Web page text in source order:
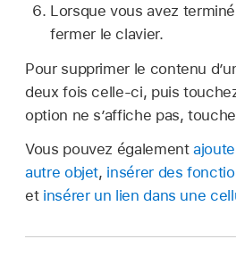
Lorsque vous avez
fermer le clavier.
Pour supprimer le contenu
deux fois celle-ci, puis
option ne s’affiche pas,
Vous pouvez également
autre objet, insérer des
et insérer un lien dans une